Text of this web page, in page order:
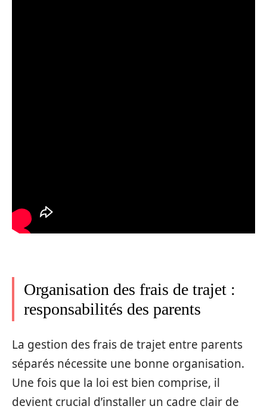
Organisation des frais de trajet :
responsabilités des parents
La gestion des frais de trajet entre parents
séparés nécessite une bonne organisation.
Une fois que la loi est bien comprise, il
devient crucial d’installer un cadre clair de